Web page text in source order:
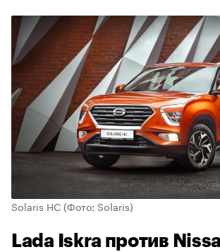
Solaris HC(Фото: Solaris)
Lada Iskra против